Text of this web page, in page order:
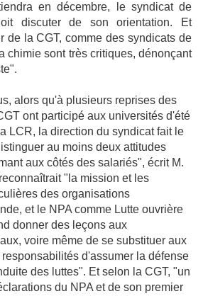
en décembre, le syndicat de
discuter de son orientation. Et
de la CGT, comme des syndicats de
chimie sont très critiques, dénonçant
alors qu'à plusieurs reprises des
ont participé aux universités d'été
LCR, la direction du syndicat fait le
au moins deux attitudes
aux côtés des salariés", écrit M.
"la mission et les
des organisations
et le NPA comme Lutte ouvrière
donner des leçons aux
voire même de se substituer aux
d'assumer la défense
des luttes". Et selon la CGT, "un
du NPA et de son premier